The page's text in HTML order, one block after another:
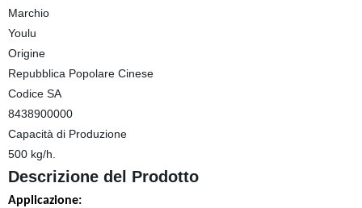
Marchio
Youlu
Origine
Repubblica Popolare Cinese
Codice SA
8438900000
Capacità di Produzione
500 kg/h.
Descrizione del Prodotto
Applicazione: